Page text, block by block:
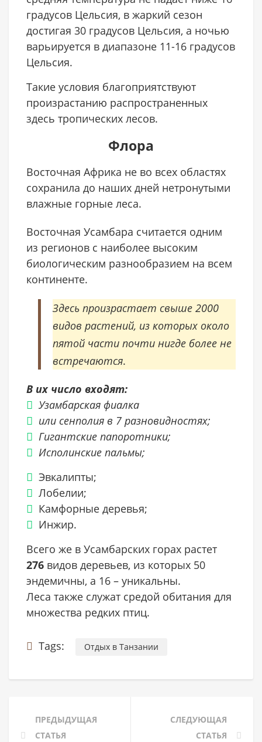
градусов Цельсия, в жаркий сезон
достигая 30 градусов Цельсия, а ночью
варьируется в диапазоне 11-16 градусов
Цельсия.
Такие условия благоприятствуют
произрастанию распространенных
здесь тропических лесов.
Флора
Восточная Африка не во всех областях
сохранила до наших дней нетронутыми
влажные горные леса.
Восточная Усамбара считается одним
из регионов с наиболее высоким
биологическим разнообразием на всем
континенте.
Здесь произрастает свыше 2000
видов растений, из которых около
пятой части почти нигде более не
встречаются.
В их число входят:
Узамбарская фиалка
или сенполия в 7 разновидностях;
Гигантские папоротники;
Исполинские пальмы;
Эвкалипты;
Лобелии;
Камфорные деревья;
Инжир.
Всего же в Усамбарских горах растет
276 видов деревьев, из которых 50
эндемичны, а 16 – уникальны.
Леса также служат средой обитания для
множества редких птиц.
Tags: Отдых в Танзании
ПРЕДЫДУЩАЯ
СТАТЬЯ
СЛЕДУЮЩАЯ
СТАТЬЯ